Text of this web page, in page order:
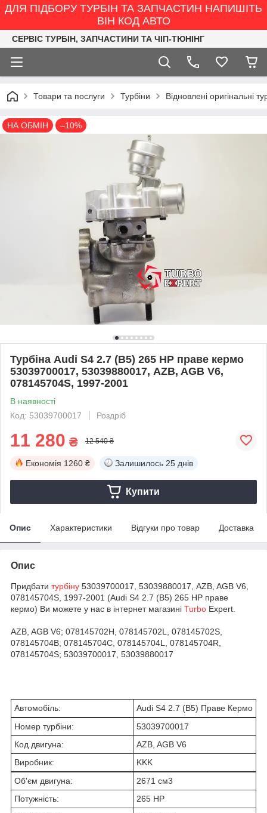
ДЛЯ ПІДБОРУ ТУРБІН ТА ЗАПЧАСТИН НАПИШІТЬ
ВІН КОД АВТО
СЕРВІС ТУРБІН, ЗАПЧАСТИНИ ТА ЧІП-ТЮНІНГ
Товари та послуги Турбіни Відновлені оригінальні
НА ОБМІН –10%
Турбіна Audi S4 2.7 (B5) 265 HP праве кермо
53039700017, 53039880017, AZB, AGB V6,
078145704S, 1997-2001
В наявності
Код: 53039700017
Роздріб
11 280 ₴ 12 540 ₴
Економія 1260 ₴ Залишилось 25 днів
Купити
Опис Характеристики Відгуки про товар Доставка
Опис
Придбати турбіну 53039700017, 53039880017, AZB, AGB V6,
078145704S, 1997-2001 (Audi S4 2.7 (B5) 265 HP праве
кермо) Ви можете у нас в інтернет магазині Turbo Expert.
AZB, AGB V6; 078145702H, 078145702L, 078145702S,
078145704B, 078145704C, 078145704L, 078145704R,
078145704S; 53039700017, 53039880017
Автомобіль:
Audi S4 2.7 (B5) Праве Кермо
Номер турбіни:
53039700017
Код двигуна:
AZB, AGB V6
Виробник:
KKK
Об'єм двигуна:
2671 см3
Потужність:
265 HP